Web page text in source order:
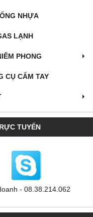
NHỰA
LẠNH
PHONG
CỤ CẤM TAY
TUYẾN
- 08.38.214.062